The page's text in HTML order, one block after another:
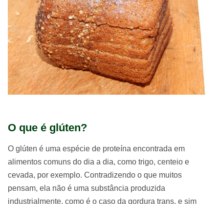
O que é glúten?
O glúten é uma espécie de proteína encontrada em
alimentos comuns do dia a dia, como trigo, centeio e
cevada, por exemplo. Contradizendo o que muitos
pensam, ela não é uma substância produzida
industrialmente, como é o caso da gordura trans, e sim